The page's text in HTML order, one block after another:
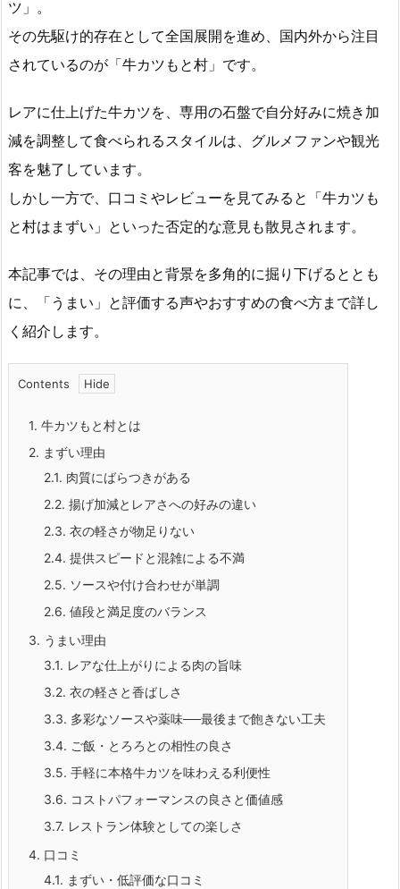
ツ」。
その先駆け的存在として全国展開を進め、国内外から注目
されているのが「牛カツもと村」です。
レアに仕上げた牛カツを、専用の石盤で自分好みに焼き加
減を調整して食べられるスタイルは、グルメファンや観光
客を魅了しています。
しかし一方で、口コミやレビューを見てみると「牛カツも
と村はまずい」といった否定的な意見も散見されます。
本記事では、その理由と背景を多角的に掘り下げるととも
に、「うまい」と評価する声やおすすめの食べ方まで詳し
く紹介します。
Contents
1. 牛カツもと村とは
2. まずい理由
2.1. 肉質にばらつきがある
2.2. 揚げ加減とレアさへの好みの違い
2.3. 衣の軽さが物足りない
2.4. 提供スピードと混雑による不満
2.5. ソースや付け合わせが単調
2.6. 値段と満足度のバランス
3. うまい理由
3.1. レアな仕上がりによる肉の旨味
3.2. 衣の軽さと香ばしさ
3.3. 多彩なソースや薬味──最後まで飽きない工夫
3.4. ご飯・とろろとの相性の良さ
3.5. 手軽に本格牛カツを味わえる利便性
3.6. コストパフォーマンスの良さと価値感
3.7. レストラン体験としての楽しさ
4. 口コミ
4.1. まずい・低評価な口コミ